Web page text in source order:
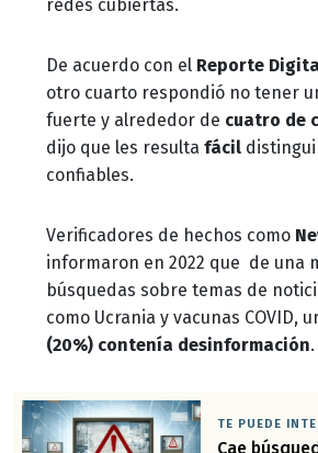
redes cubiertas.
De acuerdo con el Reporte
otro cuarto respondió no tener
fuerte y alrededor de cuatro de
dijo que les resulta fácil
confiables.
Verificadores de hechos como
informaron en 2022 que de una
búsquedas sobre temas de
como Ucrania y vacunas COVID,
(20%) contenía desinformación.
TE PUEDE
Cae